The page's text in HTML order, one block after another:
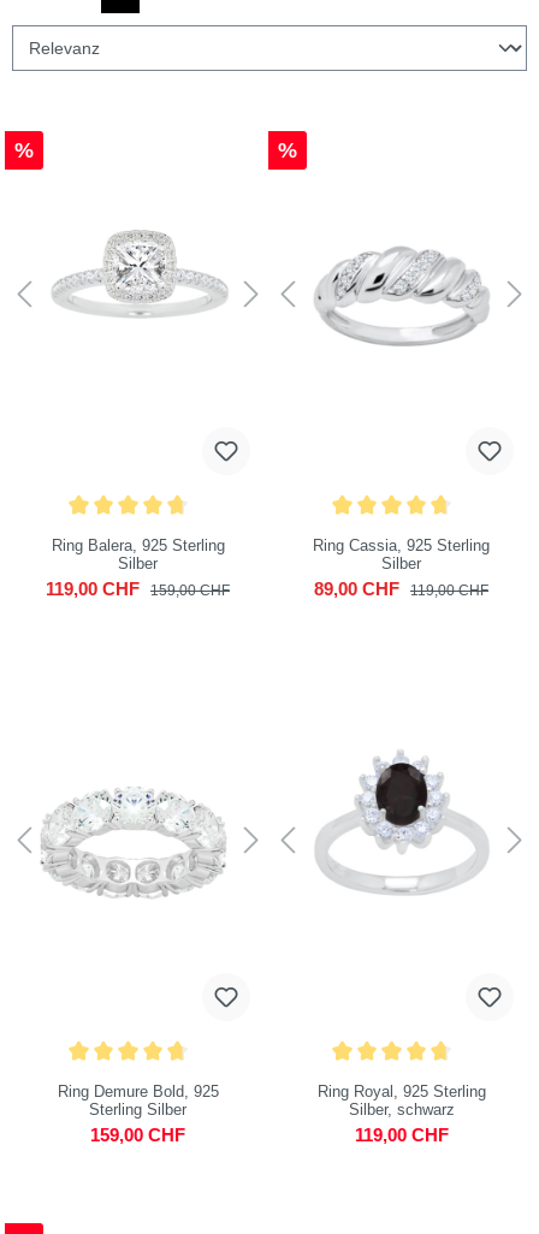
%
Ring Balera, 925 Sterling
Silber
119,00 CHF 159,00 CHF
%
Ring Cassia, 925 Sterling
Silber
89,00 CHF 119,00 CHF
Ring Demure Bold, 925
Sterling Silber
159,00 CHF
Ring Royal, 925 Sterling
Silber, schwarz
119,00 CHF